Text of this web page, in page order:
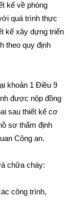
kế về phòng
quá trình thực
kế xây dựng triển
theo quy định
khoản 1 Điều 9
được nộp đồng
sau thiết kế cơ
sơ thẩm định
Công an.
chữa cháy:
công trình,